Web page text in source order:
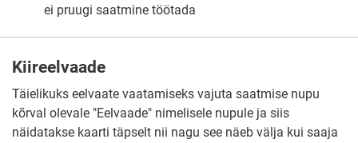
ei pruugi saatmine töötada
Kiireelvaade
Täielikuks eelvaate vaatamiseks vajuta saatmise nupu
kõrval olevale "Eelvaade" nimelisele nupule ja siis
näidatakse kaarti täpselt nii nagu see näeb välja kui saaja